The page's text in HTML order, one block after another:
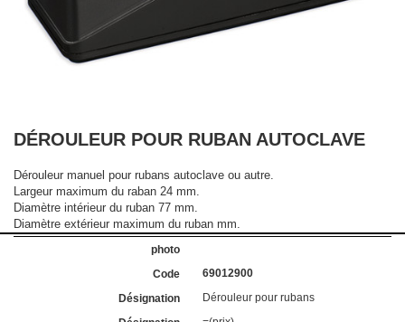
DÉROULEUR POUR RUBAN AUTOCLAVE
Dérouleur manuel pour rubans autoclave ou autre.
Largeur maximum du raban 24 mm.
Diamètre intérieur du ruban 77 mm.
Diamètre extérieur maximum du ruban mm.
69012900
Dérouleur pour rubans